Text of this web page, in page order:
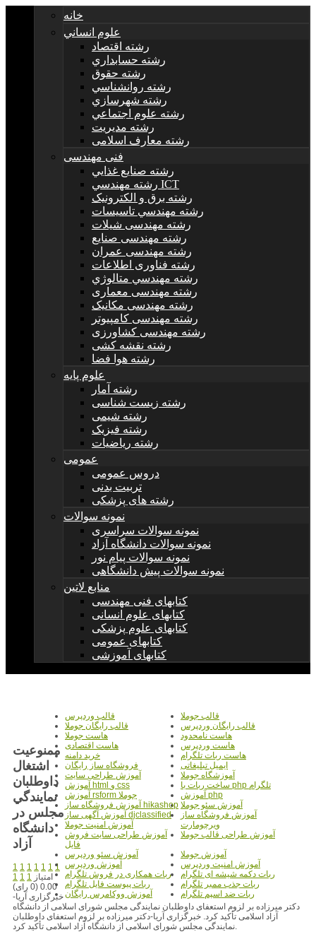
خانه
علوم انساني
رشته اقتصاد
رشته حسابداري
رشته حقوق
رشته روانشناسي
رشته شهرسازي
رشته علوم اجتماعي
رشته مديريت
رشته معارف اسلامی
فنی مهندسی
رشته صنايع غذايي
رشته مهندسي ICT
رشته برق و الکترونيک
رشته مهندسي تاسيسات
رشته مهندسی شیلات
رشته مهندسی صنایع
رشته مهندسی عمران
رشته فناوری اطلاعات
رشته مهندسي متالوژي
رشته مهندسی معماری
رشته مهندسی مکانیک
رشته مهندسی کامپیوتر
رشته مهندسی کشاورزی
رشته نقشه کشی
رشته هوا فضا
علوم پایه
رشته آمار
رشته زیست شناسی
رشته شیمی
رشته فیزیک
رشته ریاضیات
عمومی
دروس عمومی
تربیت بدنی
رشته های پزشکی
نمونه سوالات
نمونه سوالات سراسری
نمونه سوالات دانشگاه آزاد
نمونه سوالات پیام نور
نمونه سوالات پیش دانشگاهی
منابع لاتین
کتابهای فنی مهندسی
کتابهای علوم انسانی
کتابهای علوم پزشکی
کتابهای عمومی
کتابهای آموزشی
قالب جوملا
قالب وردپرس
قالب رایگان وردپرس
قالب رایگان جوملا
هاست نامحدود
هاست جوملا
هاست وردپرس
هاست اقتصادی
هاست ربات تلگرام
خرید دامنه
ایمیل تبلیغاتی
فروشگاه ساز رایگان
آموزشگاه جوملا
آموزش طراحی سایت
ساخت ربات با php تلگرام
آموزش html و css
آموزش php
آموزش rsform جوملا
آموزش سئو جوملا آموزش فروشگاه ساز hikashop
آموزش فروشگاه ساز
ویرچومارت
آموزش آگهی ساز djclassified
آموزش امنیت جوملا
آموزش طراحی قالب جوملا
آموزش طراحی سایت فروش
فایل
آموزش جوملا
آموزش سئو وردپرس
آموزش امنیت وردپرس
آموزش وردپرس
ربات دکمه شیشه ای تلگرام
ربات همکاری در فروش تلگرام
ربات جذب ممبر تلگرام
ربات پیوست فایل تلگرام
ربات ضد اسپم تلگرام
آموزش ووکامرس رایگان
ممنوعيت
اشتغال
داوطلبان
نمايندگي
مجلس در
دانشگاه
آزاد
1 1 1 1 1 1 1
1 1 1 امتیاز
0.00 (0 رای)
خبرگزاری آریا-
دکتر میرزاده بر لزوم استعفای داوطلبان نمایندگی مجلس شورای اسلامی از دانشگاه
آزاد اسلامی تأکید کرد. خبرگزاری آریا-دکتر میرزاده بر لزوم استعفای داوطلبان
نمایندگی مجلس شورای اسلامی از دانشگاه آزاد اسلامی تأکید کرد.